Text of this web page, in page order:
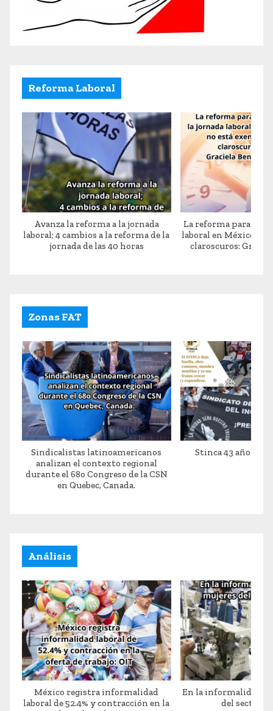
Reforma Laboral
Avanza la reforma a la jornada
laboral; 4 cambios a la reforma de la
jornada de las 40 horas
La reforma para
laboral en México no
claroscuros:
Zonas FAT
Sindicalistas latinoamericanos
analizan el contexto regional
durante el 68o Congreso de la CSN
en Quebec, Canada.
Stinca 43 años de
Análisis
México registra informalidad
laboral de 52.4% y contracción en la
En la informalidad
del sector